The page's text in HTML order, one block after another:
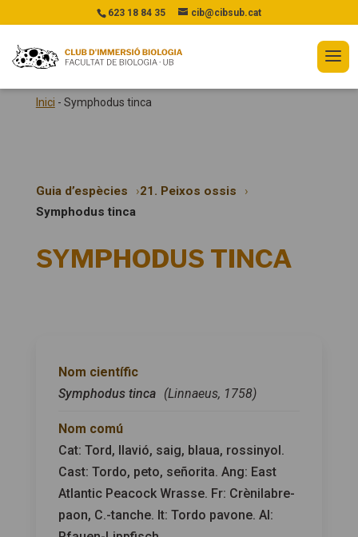
623 18 84 35 cib@cibsub.cat
Inici - Symphodus tinca
Guia d’espècies
21. Peixos ossis
Symphodus tinca
SYMPHODUS TINCA
Nom científic
Symphodus tinca (Linnaeus, 1758)
Nom comú
Cat: Tord, llavió, saig, blaua, rossinyol.
Cast: Tordo, peto, señorita. Ang: East
Atlantic Peacock Wrasse. Fr: Crènilabre-
paon, C.-tanche. It: Tordo pavone. Al: